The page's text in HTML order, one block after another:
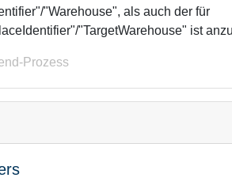
"Warehouse", als auch der für
"TargetWarehouse" ist
Prozess